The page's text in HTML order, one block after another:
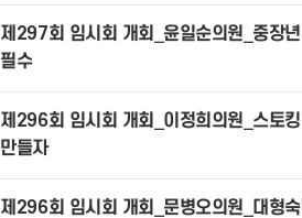
제297회 임시회 개회_윤일순의원_중장
필수
제296회 임시회 개회_이정희의원_스토
만들자
제296회 임시회 개회_문병오의원_대형